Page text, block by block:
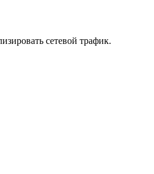
сетевой трафик.